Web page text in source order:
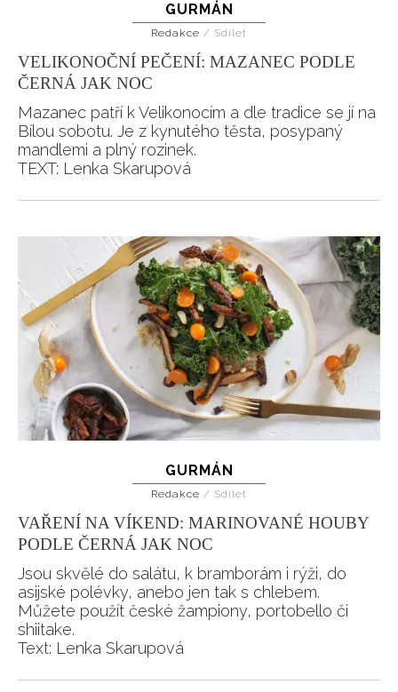
GURMÁN
Redakce / Sdílet
VELIKONOČNÍ PEČENÍ: MAZANEC PODLE
ČERNÁ JAK NOC
Mazanec patří k Velikonocím a dle tradice se jí na
Bílou sobotu. Je z kynutého těsta, posypaný
mandlemi a plný rozinek.
TEXT: Lenka Skarupová
GURMÁN
Redakce / Sdílet
VAŘENÍ NA VÍKEND: MARINOVANÉ HOUBY
PODLE ČERNÁ JAK NOC
Jsou skvělé do salátu, k bramborám i rýži, do
asijské polévky, anebo jen tak s chlebem.
Můžete použít české žampiony, portobello či
shiitake.
Text: Lenka Skarupová